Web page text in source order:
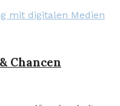
Chancen